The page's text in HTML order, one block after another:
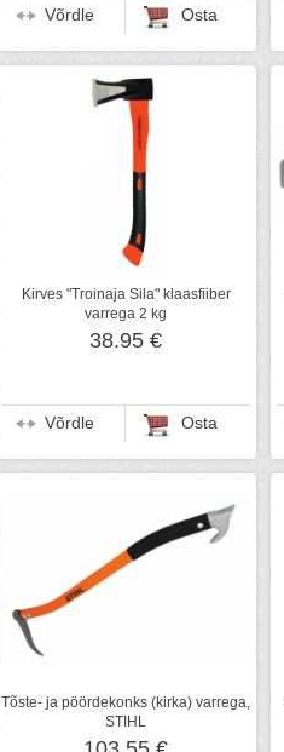
Võrdle Osta
Kirves "Troinaja Sila" klaasfiiber
varrega 2 kg
38.95 €
Võrdle Osta
Tõste- ja pöördekonks (kirka) varrega,
STIHL